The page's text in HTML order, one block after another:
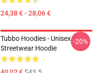
24,38 € - 28,06 €
Tubbo Hoodies - Unisex
Streetwear Hoodie
-20%